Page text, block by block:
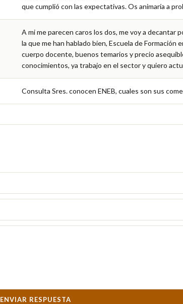
que cumplió con las expectativas. Os animaría a
A mi me parecen caros los dos, me voy a decantar
la que me han hablado bien, Escuela de Formación
cuerpo docente, buenos temarios y precio
conocimientos, ya trabajo en el sector y quiero
Consulta Sres. conocen ENEB, cuales son sus
ENVIAR RESPUESTA